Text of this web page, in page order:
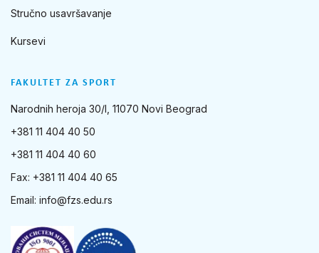
FAKULTET ZA SPORT
Narodnih heroja 30/I, 11070 Novi Beograd
+381 11 404 40 50
+381 11 404 40 60
Fax: +381 11 404 40 65
Email: info@fzs.edu.rs
Stručno usavršavanje
Kursevi